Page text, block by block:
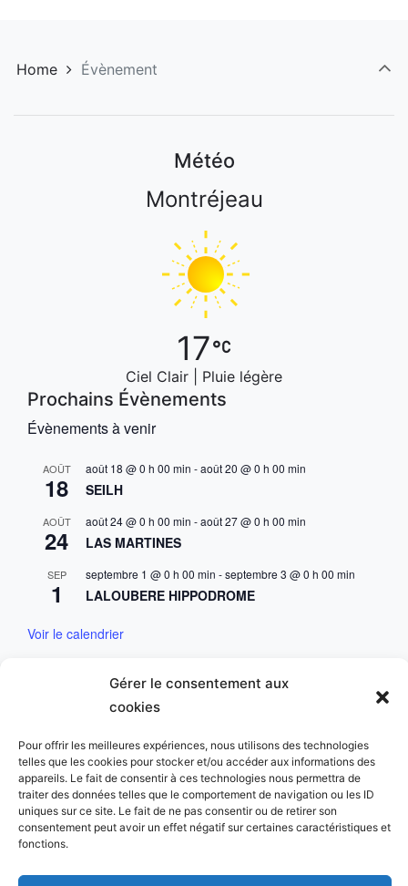
Gérer le consentement aux
cookies
Pour offrir les meilleures expériences, nous utilisons des technologies
telles que les cookies pour stocker et/ou accéder aux informations des
appareils. Le fait de consentir à ces technologies nous permettra de
traiter des données telles que le comportement de navigation ou les ID
uniques sur ce site. Le fait de ne pas consentir ou de retirer son
consentement peut avoir un effet négatif sur certaines caractéristiques et
fonctions.
Home Évènement
Météo
Montréjeau
17
Ciel Clair | Pluie légère
Prochains Évènements
Évènements à venir
AOÛT
18
août 18 @ 0 h 00 min -août 20 @ 0 h 00 min
SEILH
AOÛT
24
août 24 @ 0 h 00 min -août 27 @ 0 h 00 min
LAS MARTINES
SEP
1
septembre 1 @ 0 h 00 min -septembre 3 @ 0 h 00 min
LALOUBERE HIPPODROME
Voir le calendrier
Mentions & Conditions
Mentions Légales
Charte des données personnelles